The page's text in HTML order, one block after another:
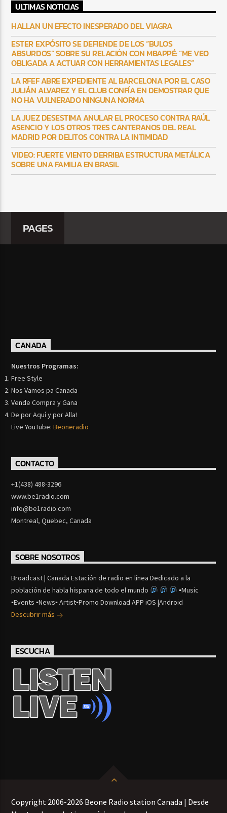
ULTIMAS NOTICIAS
HALLAN UN EFECTO INESPERADO DEL VIAGRA
ESTER EXPÓSITO SE DEFIENDE DE LOS “BULOS
ABSURDOS” SOBRE SU RELACIÓN CON MBAPPÉ: “ME VEO
OBLIGADA A ACTUAR CON HERRAMIENTAS LEGALES”
LA RFEF ABRE EXPEDIENTE AL BARCELONA POR EL CASO
JULIÁN ALVAREZ Y EL CLUB CONFÍA EN DEMOSTRAR QUE
NO HA VULNERADO NINGUNA NORMA
LA JUEZ DESESTIMA ANULAR EL PROCESO CONTRA RAÚL
ASENCIO Y LOS OTROS TRES CANTERANOS DEL REAL
MADRID POR DELITOS CONTRA LA INTIMIDAD
VIDEO: FUERTE VIENTO DERRIBA ESTRUCTURA METÁLICA
SOBRE UNA FAMILIA EN BRASIL
PAGES
CANADA
Nuestros Programas:
Free Style
Nos Vamos pa Canada
Vende Compra y Gana
De por Aquí y por Alla!
Live YouTube:Beoneradio
CONTACTO
+1(438) 488-3296
www.be1radio.com
info@be1radio.com
Montreal, Quebec, Canada
SOBRE NOSOTROS
Broadcast | Canada Estación de radio en línea Dedicado a la
población de habla hispana de todo el mundo
▪Music
▪Events ▪News▪ Artist▪Promo Download APP iOS |Android
Descubrir más
ESCUCHA
Copyright 2006-2026 Beone Radio station Canada | Desde